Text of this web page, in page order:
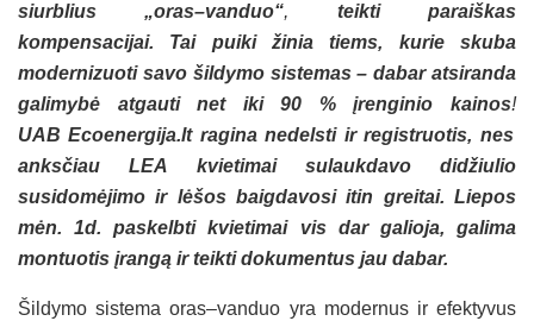
siurblius „oras–vanduo“, teikti paraiškas
kompensacijai. Tai puiki žinia tiems, kurie skuba
modernizuoti savo šildymo sistemas – dabar atsiranda
galimybė atgauti net iki 90 % įrenginio kainos!
UAB Ecoenergija.lt ragina nedelsti ir registruotis, nes
anksčiau LEA kvietimai sulaukdavo didžiulio
susidomėjimo ir lėšos baigdavosi itin greitai. Liepos
mėn. 1d. paskelbti kvietimai vis dar galioja, galima
montuotis įrangą ir teikti dokumentus jau dabar.
Šildymo sistema oras–vanduo yra modernus ir efektyvus